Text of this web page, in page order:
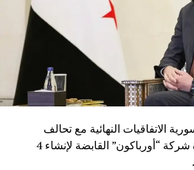
الاتفاقيات النهائية مع تحالف
مجموعة شركات بقيادة شركة “أورباكون” القابضة لإنشاء 4